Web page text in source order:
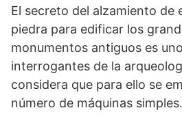
El secreto del alzamiento de
piedra para edificar los
monumentos antiguos es
interrogantes de la
considera que para ello se
número de máquinas simples.